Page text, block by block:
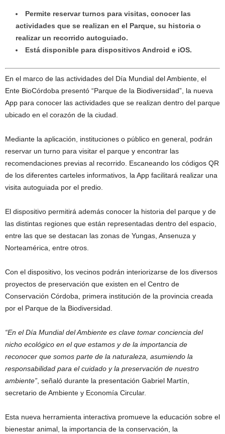
Permite reservar turnos para visitas, conocer las
actividades que se realizan en el Parque, su historia o
realizar un recorrido autoguiado.
Está disponible para dispositivos Android e iOS.
En el marco de las actividades del Día Mundial del Ambiente, el
Ente BioCórdoba presentó “Parque de la Biodiversidad”, la nueva
App para conocer las actividades que se realizan dentro del parque
ubicado en el corazón de la ciudad.
Mediante la aplicación, instituciones o público en general, podrán
reservar un turno para visitar el parque y encontrar las
recomendaciones previas al recorrido. Escaneando los códigos QR
de los diferentes carteles informativos, la App facilitará realizar una
visita autoguiada por el predio.
El dispositivo permitirá además conocer la historia del parque y de
las distintas regiones que están representadas dentro del espacio,
entre las que se destacan las zonas de Yungas, Ansenuza y
Norteamérica, entre otros.
Con el dispositivo, los vecinos podrán interiorizarse de los diversos
proyectos de preservación que existen en el Centro de
Conservación Córdoba, primera institución de la provincia creada
por el Parque de la Biodiversidad.
“En el Día Mundial del Ambiente es clave tomar conciencia del
nicho ecológico en el que estamos y de la importancia de
reconocer que somos parte de la naturaleza, asumiendo la
responsabilidad para el cuidado y la preservación de nuestro
ambiente”, señaló durante la presentación Gabriel Martín,
secretario de Ambiente y Economía Circular.
Esta nueva herramienta interactiva promueve la educación sobre el
bienestar animal, la importancia de la conservación, la